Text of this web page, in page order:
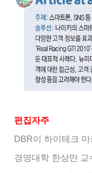
편집자주
DBR이 하이테크
경영대학 한상만 교